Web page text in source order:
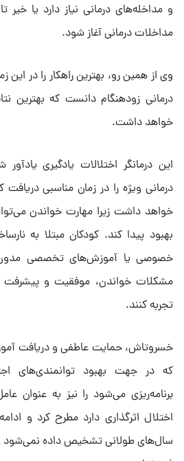
و مداخله‌های درمانی نیاز دارد یا
مداخلات درمانی آغاز شود.
وی از همین رو، بهترین راهکار را در این
درمانی زودهنگام دانست که بهترین
خواهد داشت.
این درمانگر اختلالات یادگیری
درمانی ویژه را در زمان مناسبی دریافت
خواهد داشت‌ زیرا مهارت خواندن
بهبود پیدا کند. کودکان مبتلا به
خصوصی یا آموزش‌های تخصصی
مشکلات خواندن، موفقیت و
تجربه کنند.
خسروتاش، حمایت عاطفی و دریافت
که در جهت بهبود توانمندی‌های
برنامه‌ریزی می‌شود را نیز به عنوان
اختلال اثرگذاری دارد مطرح کرد و
سال‌های طولانی تشخیص داده نمی‌شود و